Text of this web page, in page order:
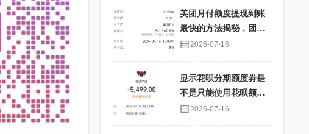
美团月付额度提现到账
最快的方法揭秘，团购
核销提现秒到账
2026-07-16
显示花呗分期额度劵是
不是只能使用花呗额度
分期才能使用？提现过
2026-07-16